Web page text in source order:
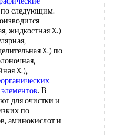
по следующим.
жидкостная X.)
X.) по
X.),
. В
для очистки и
по
аминокислот и